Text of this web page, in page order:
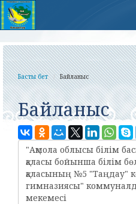
Басты бет Байланыс
Байланыс
"Ақмола облысы білім
қаласы бойынша білім
қаласының №5 "Таңдау"
гимназиясы"
мекемесі